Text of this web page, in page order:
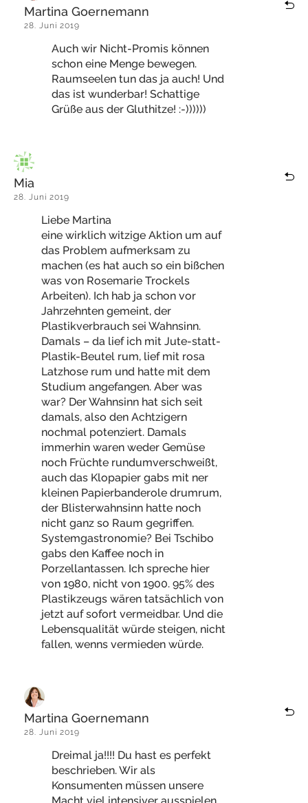
Martina Goernemann
28. Juni 2019
Auch wir Nicht-Promis können
schon eine Menge bewegen.
Raumseelen tun das ja auch! Und
das ist wunderbar! Schattige
Grüße aus der Gluthitze! :-))))))
Mia
28. Juni 2019
Liebe Martina
eine wirklich witzige Aktion um auf
das Problem aufmerksam zu
machen (es hat auch so ein bißchen
was von Rosemarie Trockels
Arbeiten). Ich hab ja schon vor
Jahrzehnten gemeint, der
Plastikverbrauch sei Wahnsinn.
Damals – da lief ich mit Jute-statt-
Plastik-Beutel rum, lief mit rosa
Latzhose rum und hatte mit dem
Studium angefangen. Aber was
war? Der Wahnsinn hat sich seit
damals, also den Achtzigern
nochmal potenziert. Damals
immerhin waren weder Gemüse
noch Früchte rundumverschweißt,
auch das Klopapier gabs mit ner
kleinen Papierbanderole drumrum,
der Blisterwahnsinn hatte noch
nicht ganz so Raum gegriffen.
Systemgastronomie? Bei Tschibo
gabs den Kaffee noch in
Porzellantassen. Ich spreche hier
von 1980, nicht von 1900. 95% des
Plastikzeugs wären tatsächlich von
jetzt auf sofort vermeidbar. Und die
Lebensqualität würde steigen, nicht
fallen, wenns vermieden würde.
Martina Goernemann
28. Juni 2019
Dreimal ja!!!! Du hast es perfekt
beschrieben. Wir als
Konsumenten müssen unsere